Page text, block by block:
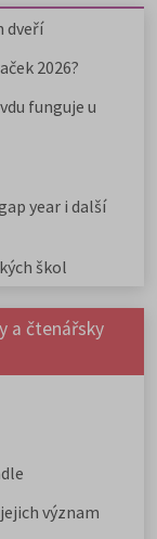
dveří
2026?
funguje u
year i další
škol
a čtenářsky
význam